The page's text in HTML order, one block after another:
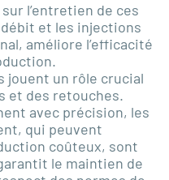
l’entretien de ces
et les injections
améliore l’efficacité
jouent un rôle crucial
et des retouches.
avec précision, les
qui peuvent
coûteux, sont
le maintien de